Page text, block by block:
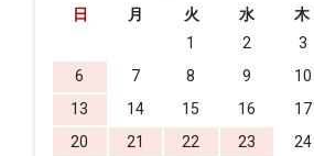
日 月 火 水 木
1
2 3
6
7 8 9 10
13
14 15 16 17
20
21 22 23 24